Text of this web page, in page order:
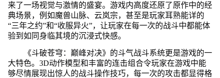
来了一场视觉与激情的盛宴。游戏内高度还原了原作中的经
典场景，例如魔兽山脉、云岚宗，甚至是玩家耳熟能详的
“三年之约”和“收服异火”，让玩家在每一次的战斗中都能体
验到如同身临其境的沉浸式快感。
《斗破苍穹：巅峰对决》的斗气战斗系统更是游戏的一
大特色。3D动作模型和丰富的连击组合令玩家在游戏中能
够尽情展现出惊人的战斗操作技巧，每一次的攻击都显得格